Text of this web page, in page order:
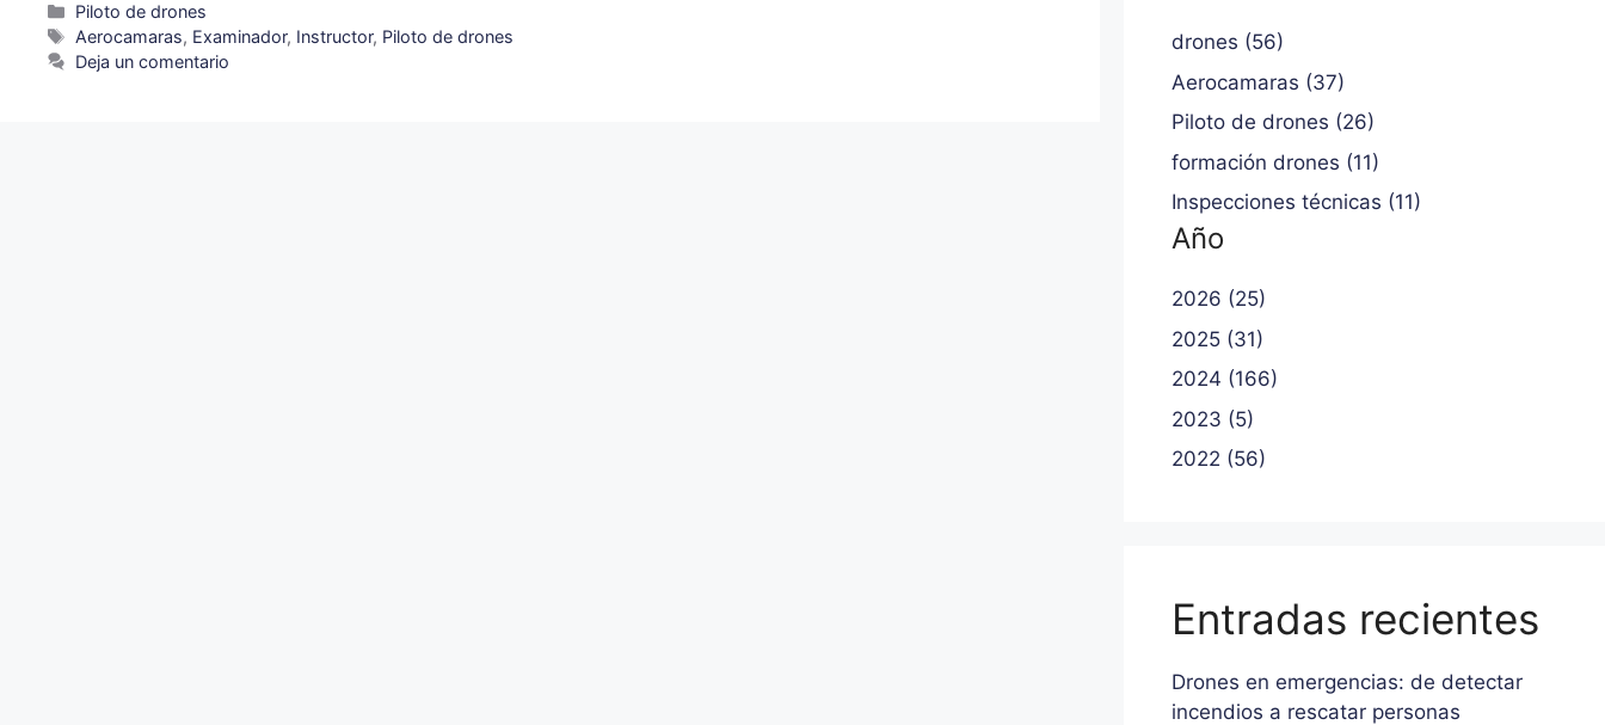
Piloto de drones
Aerocamaras, Examinador, Instructor, Piloto de drones
Deja un comentario
drones (56)
Aerocamaras (37)
Piloto de drones (26)
formación drones (11)
Inspecciones técnicas (11)
Año
2026 (25)
2025 (31)
2024 (166)
2023 (5)
2022 (56)
Entradas recientes
Drones en emergencias: de detectar
incendios a rescatar personas